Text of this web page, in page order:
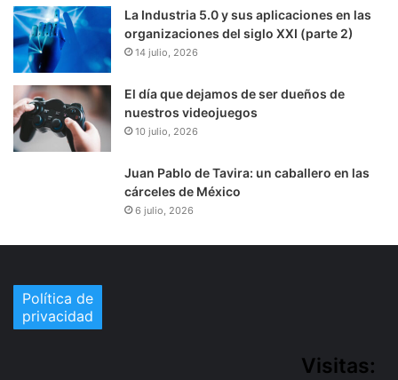
La Industria 5.0 y sus aplicaciones en las
organizaciones del siglo XXI (parte 2)
14 julio, 2026
El día que dejamos de ser dueños de
nuestros videojuegos
10 julio, 2026
Juan Pablo de Tavira: un caballero en las
cárceles de México
6 julio, 2026
Política de
privacidad
Visitas: